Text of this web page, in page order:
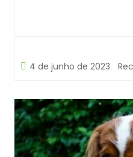
4 de junho de 2023